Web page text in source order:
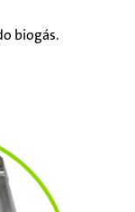
biogás.